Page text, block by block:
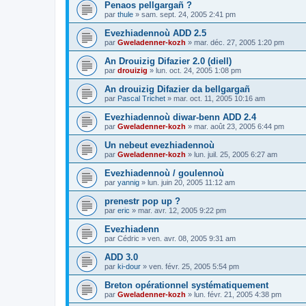
Penaos pellgargañ ?
par thule » sam. sept. 24, 2005 2:41 pm
Evezhiadennoù ADD 2.5
par Gweladenner-kozh » mar. déc. 27, 2005 1:20 pm
An Drouizig Difazier 2.0 (diell)
par drouizig » lun. oct. 24, 2005 1:08 pm
An drouizig Difazier da bellgargañ
par Pascal Trichet » mar. oct. 11, 2005 10:16 am
Evezhiadennoù diwar-benn ADD 2.4
par Gweladenner-kozh » mar. août 23, 2005 6:44 pm
Un nebeut evezhiadennoù
par Gweladenner-kozh » lun. juil. 25, 2005 6:27 am
Evezhiadennoù / goulennoù
par yannig » lun. juin 20, 2005 11:12 am
prenestr pop up ?
par eric » mar. avr. 12, 2005 9:22 pm
Evezhiadenn
par Cédric » ven. avr. 08, 2005 9:31 am
ADD 3.0
par ki-dour » ven. févr. 25, 2005 5:54 pm
Breton opérationnel systématiquement
par Gweladenner-kozh » lun. févr. 21, 2005 4:38 pm